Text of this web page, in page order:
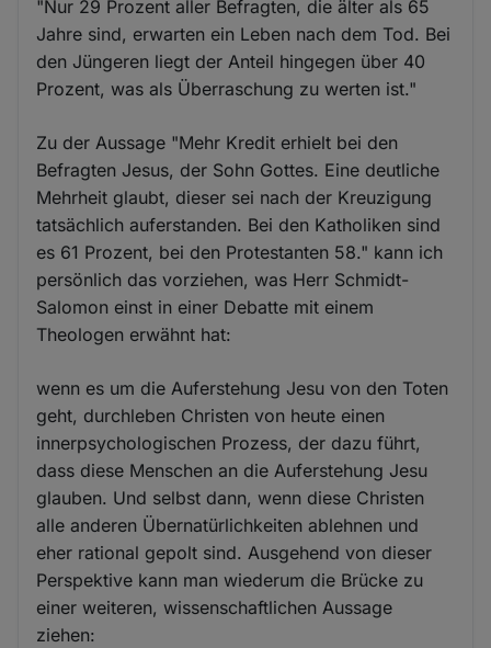
"Nur 29 Prozent aller Befragten, die älter als 65
Jahre sind, erwarten ein Leben nach dem Tod. Bei
den Jüngeren liegt der Anteil hingegen über 40
Prozent, was als Überraschung zu werten ist."
Zu der Aussage "Mehr Kredit erhielt bei den
Befragten Jesus, der Sohn Gottes. Eine deutliche
Mehrheit glaubt, dieser sei nach der Kreuzigung
tatsächlich auferstanden. Bei den Katholiken sind
es 61 Prozent, bei den Protestanten 58." kann ich
persönlich das vorziehen, was Herr Schmidt-
Salomon einst in einer Debatte mit einem
Theologen erwähnt hat:
wenn es um die Auferstehung Jesu von den Toten
geht, durchleben Christen von heute einen
innerpsychologischen Prozess, der dazu führt,
dass diese Menschen an die Auferstehung Jesu
glauben. Und selbst dann, wenn diese Christen
alle anderen Übernatürlichkeiten ablehnen und
eher rational gepolt sind. Ausgehend von dieser
Perspektive kann man wiederum die Brücke zu
einer weiteren, wissenschaftlichen Aussage
ziehen: